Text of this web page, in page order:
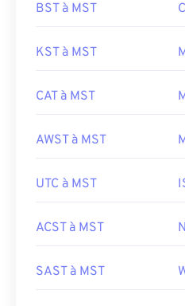
BST à MST
KST à MST
CAT à MST
AWST à MST
UTC à MST
ACST à MST
SAST à MST